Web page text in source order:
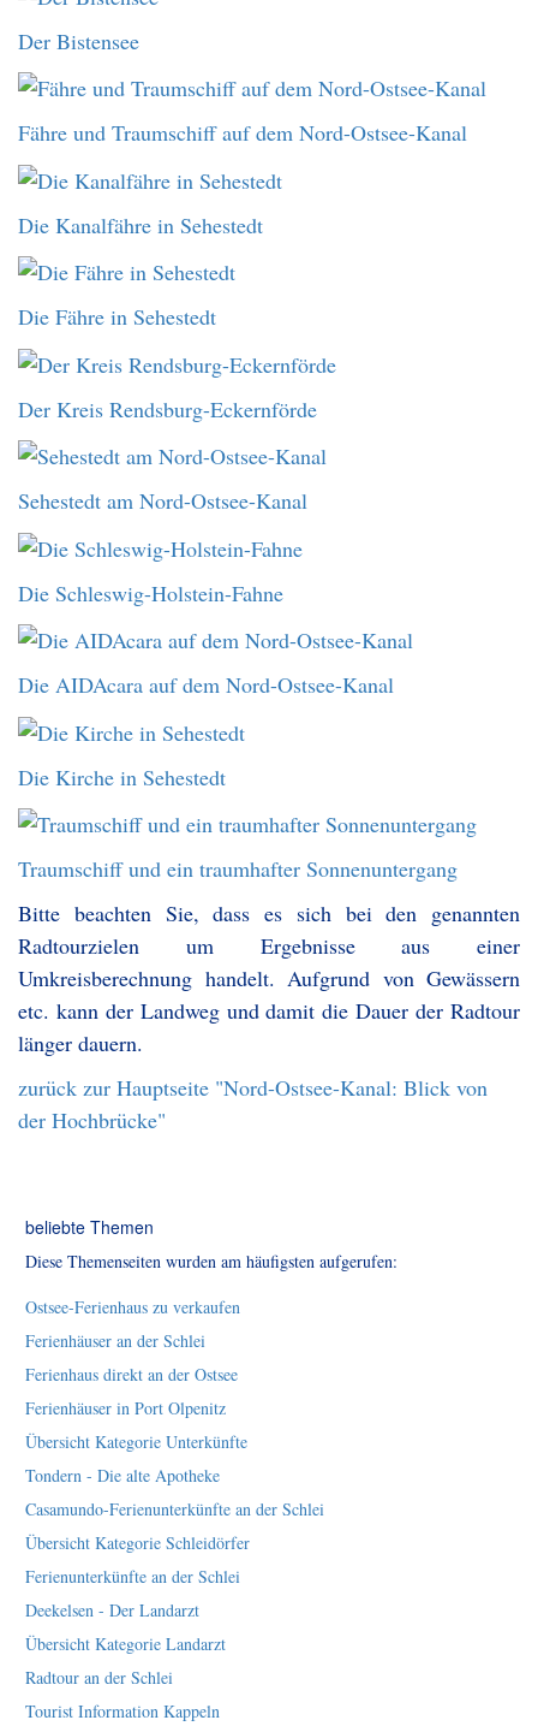
Der Bistensee
Fähre und Traumschiff auf dem Nord-Ostsee-Kanal
Die Kanalfähre in Sehestedt
Die Fähre in Sehestedt
Der Kreis Rendsburg-Eckernförde
Sehestedt am Nord-Ostsee-Kanal
Die Schleswig-Holstein-Fahne
Die AIDAcara auf dem Nord-Ostsee-Kanal
Die Kirche in Sehestedt
Traumschiff und ein traumhafter Sonnenuntergang
Bitte beachten Sie, dass es sich bei den genannten
Radtourzielen um Ergebnisse aus einer
Umkreisberechnung handelt. Aufgrund von Gewässern
etc. kann der Landweg und damit die Dauer der Radtour
länger dauern.
zurück zur Hauptseite "Nord-Ostsee-Kanal: Blick von
der Hochbrücke"
beliebte Themen
Diese Themenseiten wurden am häufigsten aufgerufen:
Ostsee-Ferienhaus zu verkaufen
Ferienhäuser an der Schlei
Ferienhaus direkt an der Ostsee
Ferienhäuser in Port Olpenitz
Übersicht Kategorie Unterkünfte
Tondern - Die alte Apotheke
Casamundo-Ferienunterkünfte an der Schlei
Übersicht Kategorie Schleidörfer
Ferienunterkünfte an der Schlei
Deekelsen - Der Landarzt
Übersicht Kategorie Landarzt
Radtour an der Schlei
Tourist Information Kappeln